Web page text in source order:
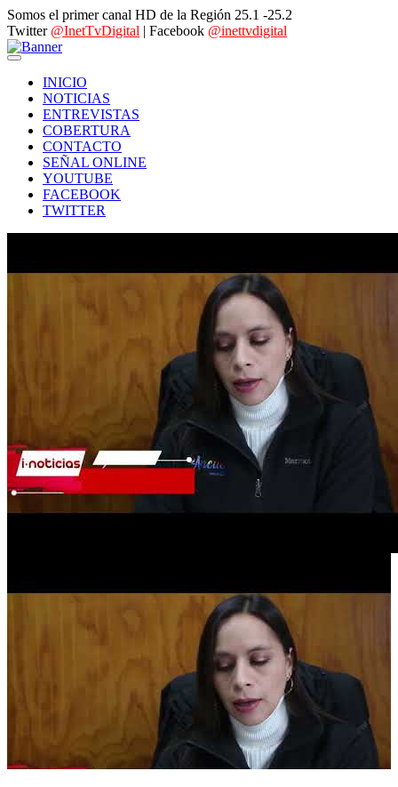
Somos el primer canal HD de la Región 25.1 -25.2
Twitter @InetTvDigital | Facebook @inettvdigital
INICIO
NOTICIAS
ENTREVISTAS
COBERTURA
CONTACTO
SEÑAL ONLINE
YOUTUBE
FACEBOOK
TWITTER